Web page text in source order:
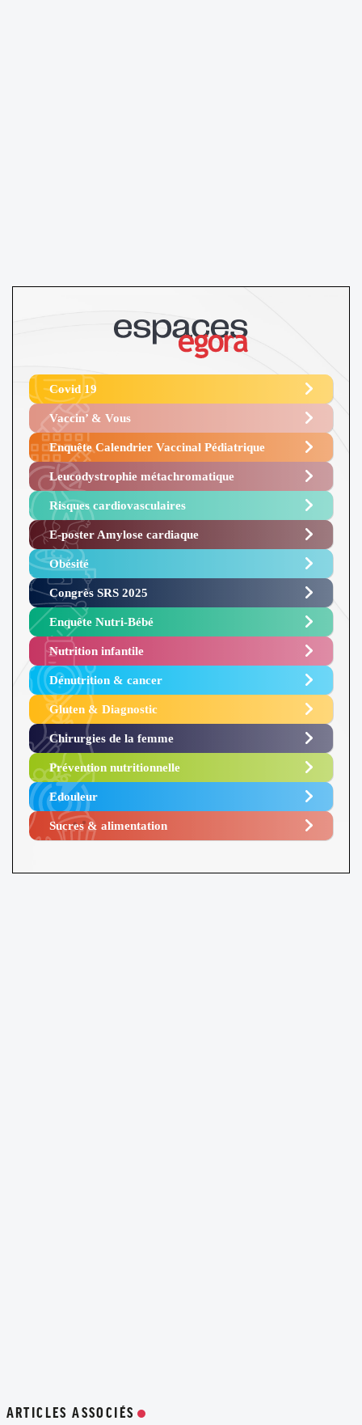
Covid 19
Vaccin’ & Vous
Enquête Calendrier Vaccinal Pédiatrique
Leucodystrophie métachromatique
Risques cardiovasculaires
E-poster Amylose cardiaque ​
Obésité ​
Congrès SRS 2025 ​
Enquête Nutri-Bébé ​
Nutrition infantile
Dénutrition & cancer
Gluten & Diagnostic
Chirurgies de la femme
Prévention nutritionnelle
Edouleur​
Sucres & alimentation​
ARTICLES ASSOCIÉS